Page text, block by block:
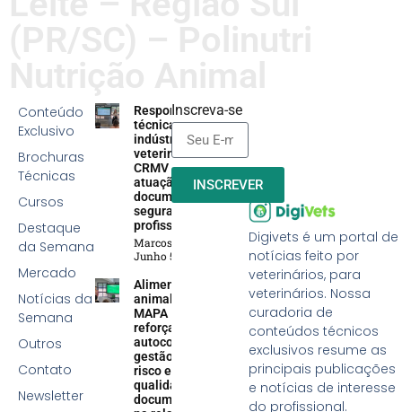
Digivets é um portal de
notícias feito por
veterinários, para
veterinários. Nossa
curadoria de
conteúdos técnicos
exclusivos resume as
principais publicações
e notícias de interesse
do profissional.
Conteúdo
Exclusivo
Brochuras
Técnicas
Cursos
Destaque
da Semana
Mercado
Notícias da
Semana
Outros
Contato
Newsletter
Responsabilidade
técnica na
indústria
veterinária:
CRMV reforça
atuação efetiva,
documentação e
segurança
profissional
Marcos Soares
Junho 5, 2026
Alimentação
animal:
MAPA
reforça
autocontrole,
gestão de
risco e
qualidade
documental
Inscreva-se
INSCREVER